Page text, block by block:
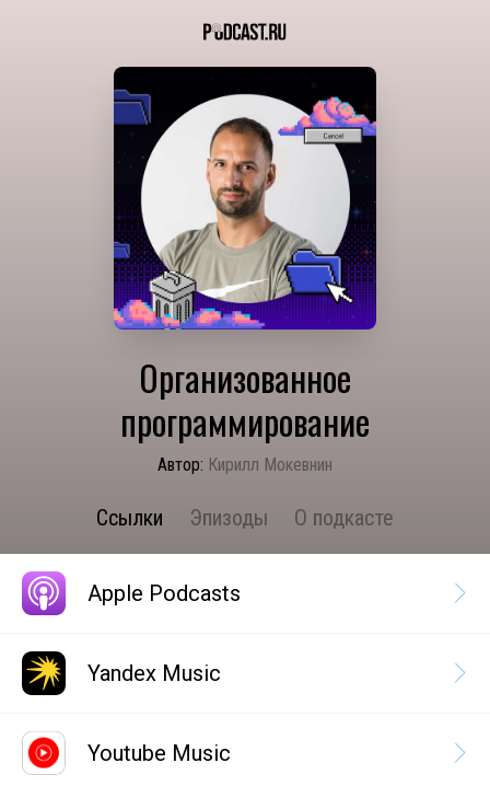
Организованное
программирование
Автор: Кирилл Мокевнин
Ссылки Эпизоды О подкасте
Apple Podcasts
Yandex Music
Youtube Music